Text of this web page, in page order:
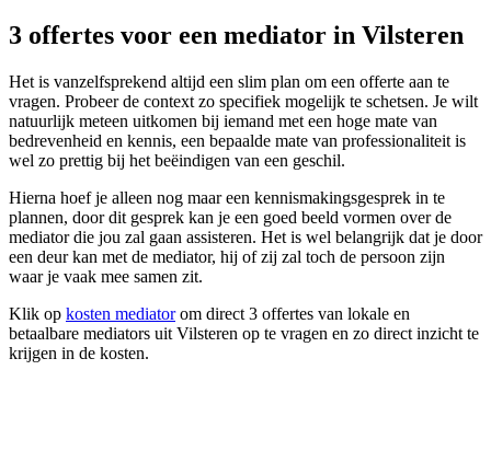
3 offertes voor een mediator in Vilsteren
Het is vanzelfsprekend altijd een slim plan om een offerte aan te
vragen. Probeer de context zo specifiek mogelijk te schetsen. Je wilt
natuurlijk meteen uitkomen bij iemand met een hoge mate van
bedrevenheid en kennis, een bepaalde mate van professionaliteit is
wel zo prettig bij het beëindigen van een geschil.
Hierna hoef je alleen nog maar een kennismakingsgesprek in te
plannen, door dit gesprek kan je een goed beeld vormen over de
mediator die jou zal gaan assisteren. Het is wel belangrijk dat je door
een deur kan met de mediator, hij of zij zal toch de persoon zijn
waar je vaak mee samen zit.
Klik op kosten mediatorom direct 3 offertes van lokale en
betaalbare mediators uit Vilsteren op te vragen en zo direct inzicht te
krijgen in de kosten.